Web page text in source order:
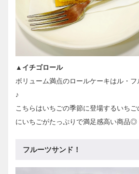
▲イチゴロール
ボリューム満点のロールケーキはル・
♪
こちらはいちごの季節に登場するいち
にいちごがたっぷりで満足感高い商品◎
フルーツサンド！